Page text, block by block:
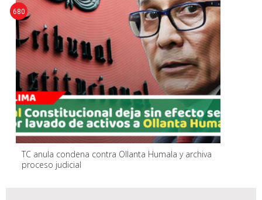
TC anula condena contra Ollanta Humala y archiva
proceso judicial
680